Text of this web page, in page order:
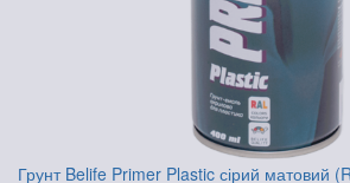
Грунт Belife Primer Plastic сірий матовий